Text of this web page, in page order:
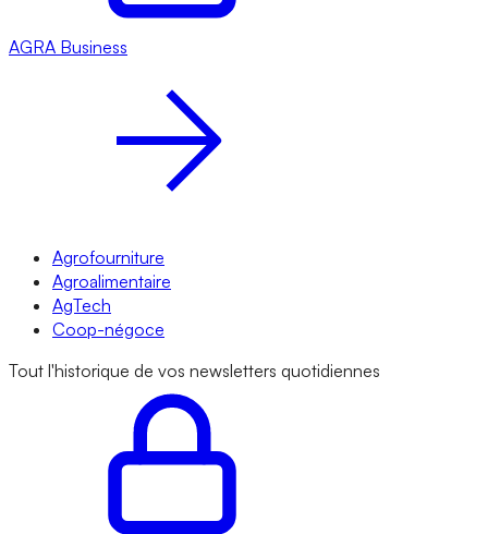
AGRA Business
Agrofourniture
Agroalimentaire
AgTech
Coop-négoce
Tout l'historique de vos newsletters quotidiennes